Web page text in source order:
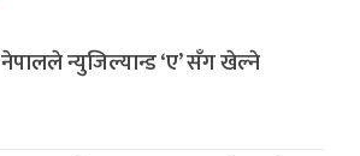
नेपालले न्युजिल्यान्ड ‘ए’ सँग खेल्ने